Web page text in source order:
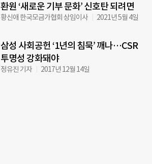
환원 ‘새로운 기부 문화’ 신호탄 되려면
황신애 한국모금가협회 상임이사 2021년 5월 4일
삼성 사회공헌 ‘1년의 침묵’ 깨나…CSR
투명성 강화돼야
정유진 기자 2017년 12월 14일